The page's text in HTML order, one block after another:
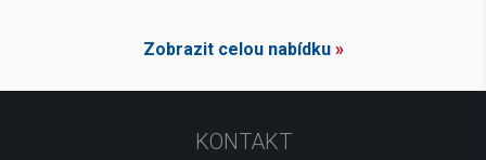
Zobrazit celou nabídku»
KONTAKT